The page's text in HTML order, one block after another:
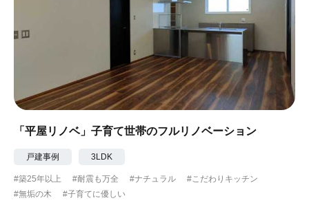
「平屋リノベ」子育て世帯のフルリノベーション
戸建事例 3LDK
#築25年以上 #耐震も万全 #ナチュラル
#こだわりキッチン
#無垢の木
#子育てに優しい